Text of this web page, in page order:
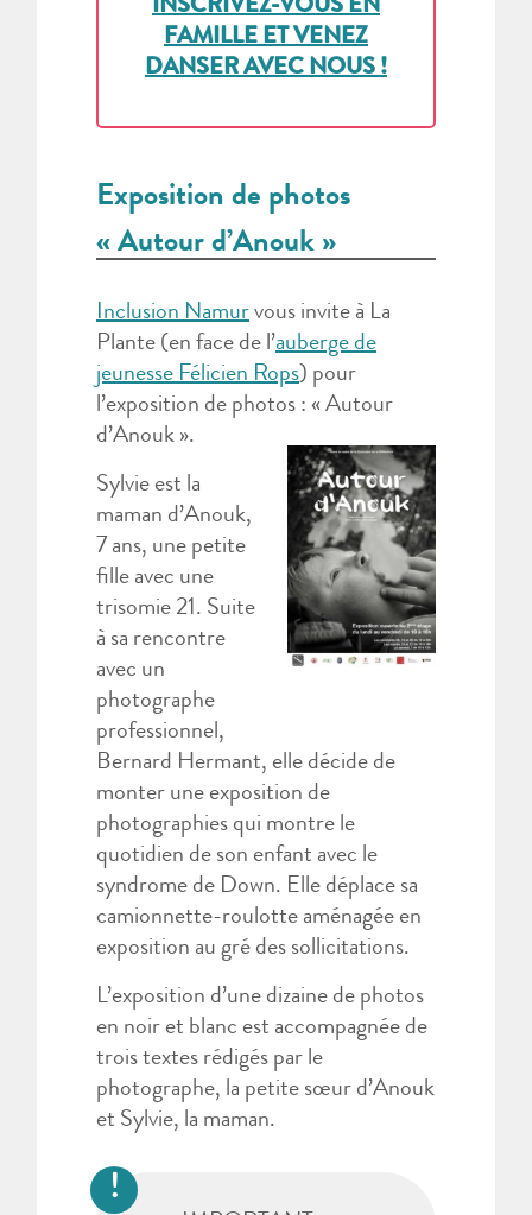
INSCRIVEZ-VOUS EN
FAMILLE ET VENEZ
DANSER AVEC NOUS !
Exposition de photos
« Autour d’Anouk »
Inclusion Namur vous invite à La
Plante (en face de l’auberge de
jeunesse Félicien Rops) pour
l’exposition de photos : « Autour
d’Anouk ».
Sylvie est la
maman d’Anouk,
7 ans, une petite
fille avec une
trisomie 21. Suite
à sa rencontre
avec un
photographe
professionnel,
Bernard Hermant, elle décide de
monter une exposition de
photographies qui montre le
quotidien de son enfant avec le
syndrome de Down. Elle déplace sa
camionnette-roulotte aménagée en
exposition au gré des sollicitations.
L’exposition d’une dizaine de photos
en noir et blanc est accompagnée de
trois textes rédigés par le
photographe, la petite sœur d’Anouk
et Sylvie, la maman.